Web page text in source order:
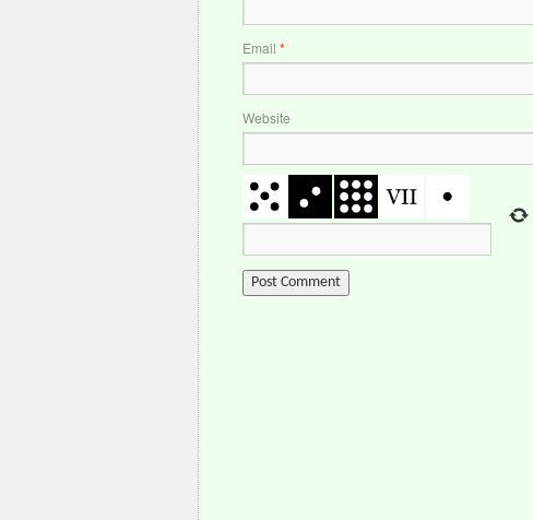
Email *
Website